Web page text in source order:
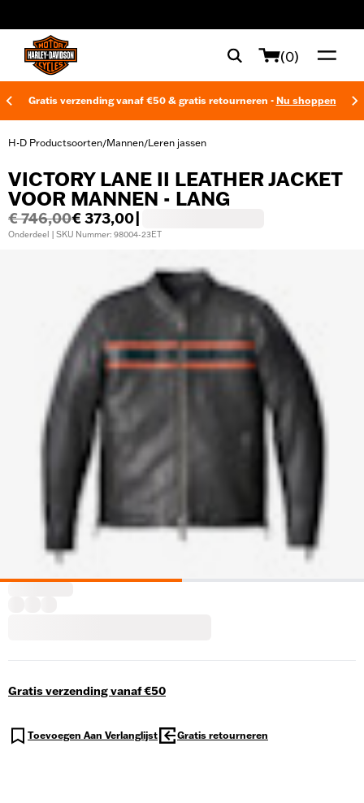
(0)
Gratis verzending vanaf €50 & gratis retourneren - Nu shoppen
H-D Productsoorten/Mannen/Leren jassen
VICTORY LANE II LEATHER JACKET
VOOR MANNEN - LANG
€ 746,00€ 373,00
Onderdeel | SKU Nummer: 98004-23ET
Gratis verzending vanaf €50
Toevoegen Aan Verlanglijst Gratis retourneren